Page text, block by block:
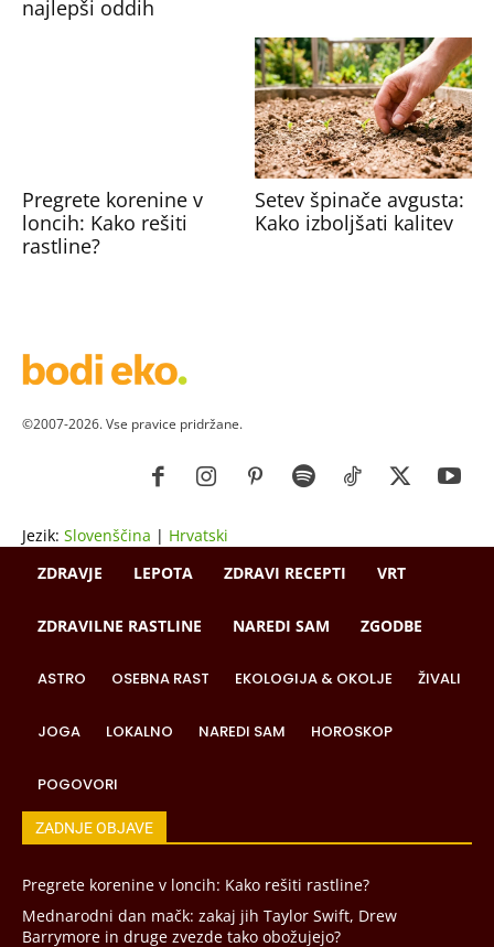
najlepši oddih
Pregrete korenine v
loncih: Kako rešiti
rastline?
Setev špinače avgusta:
Kako izboljšati kalitev
©2007-2026. Vse pravice pridržane.
Jezik: Slovenščina | Hrvatski
ZDRAVJE
LEPOTA ZDRAVI RECEPTI VRT
ZDRAVILNE RASTLINE NAREDI SAM ZGODBE
ASTRO OSEBNA RAST EKOLOGIJA & OKOLJE ŽIVALI
JOGA LOKALNO NAREDI SAM HOROSKOP
POGOVORI
ZADNJE OBJAVE
Pregrete korenine v loncih: Kako rešiti rastline?
Mednarodni dan mačk: zakaj jih Taylor Swift, Drew
Barrymore in druge zvezde tako obožujejo?